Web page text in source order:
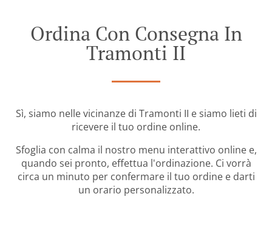
Ordina Con Consegna In
Tramonti II
Sì, siamo nelle vicinanze di Tramonti II e siamo lieti di
ricevere il tuo ordine online.
Sfoglia con calma il nostro menu interattivo online e,
quando sei pronto, effettua l'ordinazione. Ci vorrà
circa un minuto per confermare il tuo ordine e darti
un orario personalizzato.